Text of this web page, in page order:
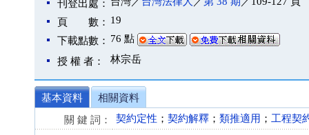
刊登出處：
頁 數： 19
下載點數： 76 點
授 權 者： 林宗岳
基本資料
相關資料
關 鍵 詞：
契約定性 ； 契約解釋 ； 類推適用 ； 工程契